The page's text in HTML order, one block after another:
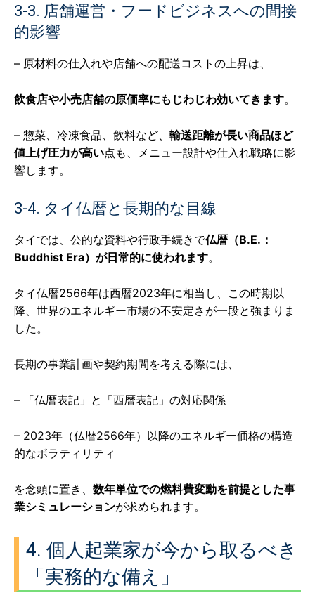
3-3. 店舗運営・フードビジネスへの間接
的影響
– 原材料の仕入れや店舗への配送コストの上昇は、
飲食店や小売店舗の原価率にもじわじわ効いてきます。
– 惣菜、冷凍食品、飲料など、 輸送距離が長い商品ほど
値上げ圧力が高い点も、メニュー設計や仕入れ戦略に影
響します。
3-4. タイ仏暦と長期的な目線
タイでは、公的な資料や行政手続きで仏暦（B.E.：
Buddhist Era）が日常的に使われます。
タイ仏暦2566年は西暦2023年に相当し、この時期以
降、世界のエネルギー市場の不安定さが一段と強まりま
した。
長期の事業計画や契約期間を考える際には、
– 「仏暦表記」と「西暦表記」の対応関係
– 2023年（仏暦2566年）以降のエネルギー価格の構造
的なボラティリティ
を念頭に置き、 数年単位での燃料費変動を前提とした事
業シミュレーションが求められます。
4. 個人起業家が今から取るべき
「実務的な備え」